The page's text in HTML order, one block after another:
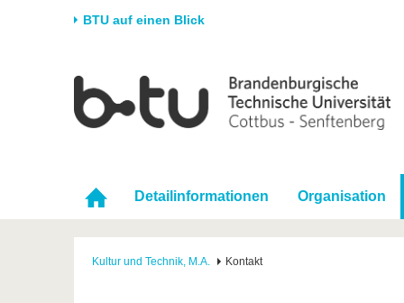
BTU auf einen Blick
Universität
Karriere & Engagement
Partnerschaften &
Strukturwandel
Forschung
Förderung
Wissenschaftlicher
Nachwuchs
Im
Detailinformationen Organisation
Kultur und Technik, M.A. Kontakt